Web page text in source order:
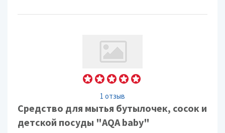
1 отзыв
Средство для мытья бутылочек, сосок и
детской посуды "AQA baby"